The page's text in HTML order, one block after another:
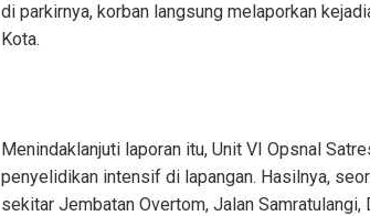
di parkirnya, korban langsung melaporkan
Kota.
‎Menindaklanjuti laporan itu, Unit VI Opsnal
penyelidikan intensif di lapangan. Hasilnya,
sekitar Jembatan Overtom, Jalan